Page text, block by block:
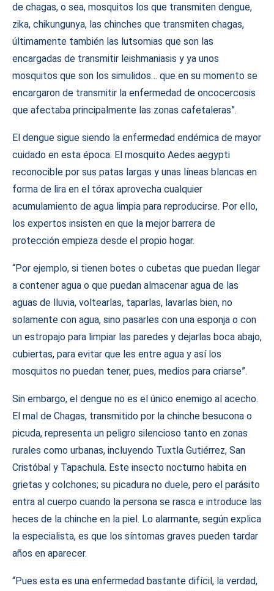
de chagas, o sea, mosquitos los que transmiten dengue,
zika, chikungunya, las chinches que transmiten chagas,
últimamente también las lutsomias que son las
encargadas de transmitir leishmaniasis y ya unos
mosquitos que son los simulidos… que en su momento se
encargaron de transmitir la enfermedad de oncocercosis
que afectaba principalmente las zonas cafetaleras”.
El dengue sigue siendo la enfermedad endémica de mayor
cuidado en esta época. El mosquito Aedes aegypti
reconocible por sus patas largas y unas líneas blancas en
forma de lira en el tórax aprovecha cualquier
acumulamiento de agua limpia para reproducirse. Por ello,
los expertos insisten en que la mejor barrera de
protección empieza desde el propio hogar.
“Por ejemplo, si tienen botes o cubetas que puedan llegar
a contener agua o que puedan almacenar agua de las
aguas de lluvia, voltearlas, taparlas, lavarlas bien, no
solamente con agua, sino pasarles con una esponja o con
un estropajo para limpiar las paredes y dejarlas boca abajo,
cubiertas, para evitar que les entre agua y así los
mosquitos no puedan tener, pues, medios para criarse”.
Sin embargo, el dengue no es el único enemigo al acecho.
El mal de Chagas, transmitido por la chinche besucona o
picuda, representa un peligro silencioso tanto en zonas
rurales como urbanas, incluyendo Tuxtla Gutiérrez, San
Cristóbal y Tapachula. Este insecto nocturno habita en
grietas y colchones; su picadura no duele, pero el parásito
entra al cuerpo cuando la persona se rasca e introduce las
heces de la chinche en la piel. Lo alarmante, según explica
la especialista, es que los síntomas graves pueden tardar
años en aparecer.
“Pues esta es una enfermedad bastante difícil, la verdad,